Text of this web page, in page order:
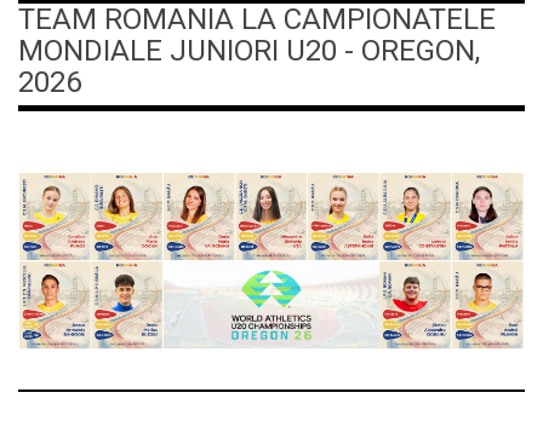
TEAM ROMANIA LA CAMPIONATELE
MONDIALE JUNIORI U20 - OREGON,
2026